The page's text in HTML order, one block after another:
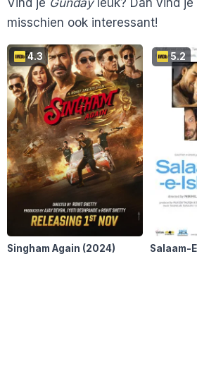
Vind je Gundayleuk? Dan vind je
misschien ook interessant!
4.3
Singham Again (2024)
5.2
Salaam-